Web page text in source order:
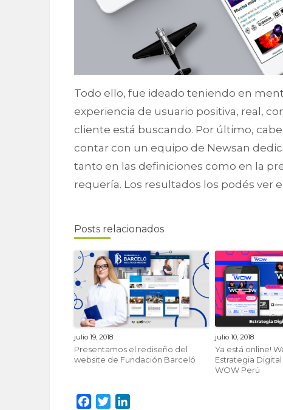
Todo ello, fue ideado teniendo en
experiencia de usuario positiva, real,
cliente está buscando. Por último,
contar con un equipo de Newsan
tanto en las definiciones como en la
requería. Los resultados los podés ver
Posts relacionados
julio 19, 2018
Presentamos el rediseño del
website de Fundación Barceló
julio 10, 2018
Ya está online!
Estrategia Digital
WOW Perú
Facebook
Twitter